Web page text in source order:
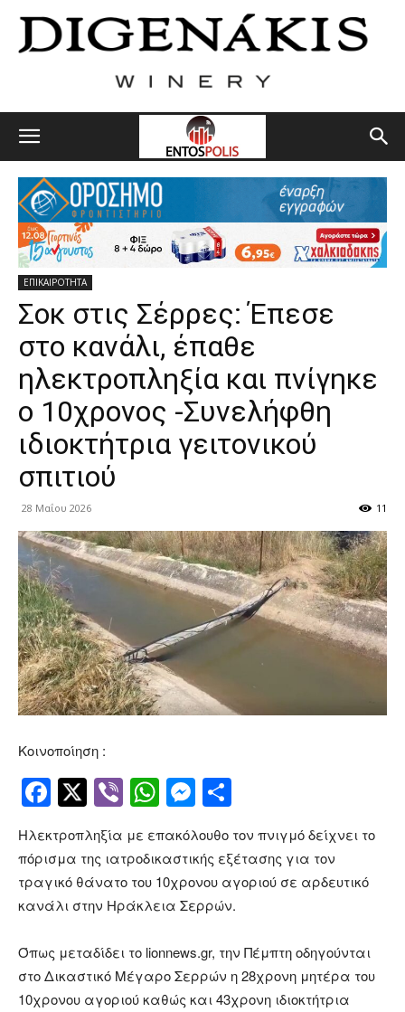
ΕΠΙΚΑΙΡΟΤΗΤΑ
Σοκ στις Σέρρες: Έπεσε
στο κανάλι, έπαθε
ηλεκτροπληξία και πνίγηκε
ο 10χρονος -Συνελήφθη
ιδιοκτήτρια γειτονικού
σπιτιού
28 Μαΐου 2026 11
Κοινοποίηση :
Facebook
Twitter
ViberWhatsApp
Messenger
Ηλεκτροπληξία με επακόλουθο τον πνιγμό δείχνει το
πόρισμα της ιατροδικαστικής εξέτασης για τον
τραγικό θάνατο του 10χρονου αγοριού σε αρδευτικό
κανάλι στην Ηράκλεια Σερρών.
Όπως μεταδίδει το lionnews.gr, την Πέμπτη οδηγούνται
στο Δικαστικό Μέγαρο Σερρών η 28χρονη μητέρα του
10χρονου αγοριού καθώς και 43χρονη ιδιοκτήτρια